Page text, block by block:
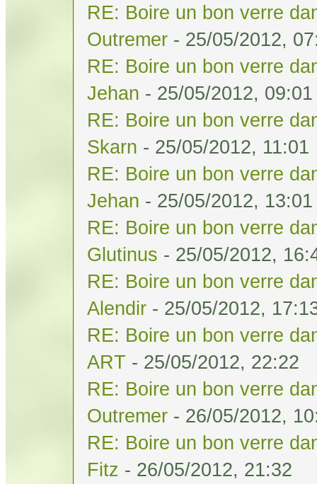
RE: Boire un bon verre
Outremer - 25/05/2012,
RE: Boire un bon verre
Jehan - 25/05/2012, 09:01
RE: Boire un bon verre
Skarn - 25/05/2012, 11:01
RE: Boire un bon verre
Jehan - 25/05/2012, 13:01
RE: Boire un bon verre
Glutinus - 25/05/2012,
RE: Boire un bon verre
Alendir - 25/05/2012,
RE: Boire un bon verre
ART - 25/05/2012, 22:22
RE: Boire un bon verre
Outremer - 26/05/2012,
RE: Boire un bon verre
Fitz - 26/05/2012, 21:32